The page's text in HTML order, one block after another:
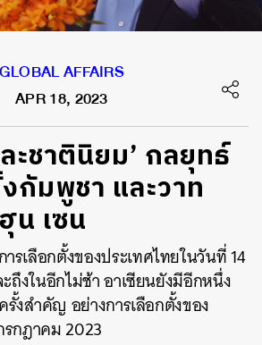
GLOBAL AFFAIRS
APR 18, 2023
ะชาตินิยม’ กลยุทธ์
กัมพูชา และวาท
น เซน
รเลือกตั้งของประเทศไทยในวันที่ 14
งในอีกไม่ช้า อาเซียนยังมีอีกหนึ่ง
งสำคัญ อย่างการเลือกตั้งของ
กฎาคม 2023